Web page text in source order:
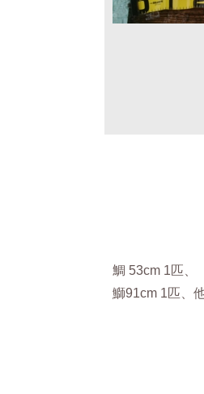
鯛 53cm 1匹、
鰤91cm 1匹、